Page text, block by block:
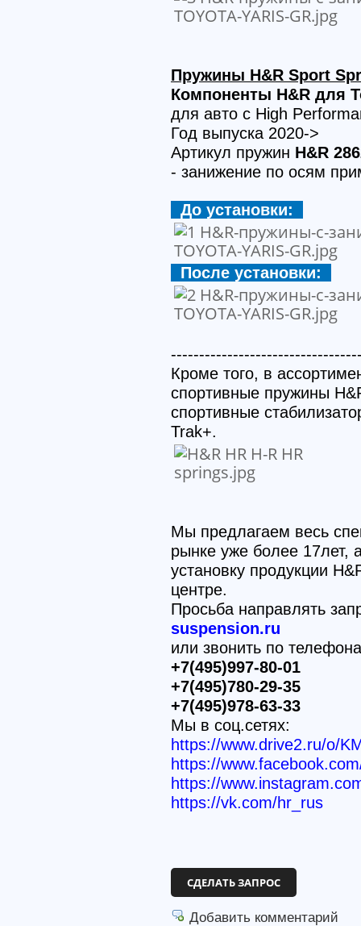
Пружины H&R Sport
Компоненты H&R для
для авто с High
Год выпуска 2020->
Артикул пружин H&R
- занижение по осям
До установки:
После установки:
Кроме того, в
спортивные пружины
спортивные
Trak+.
Мы предлагаем весь
рынке уже более 17лет,
установку продукции
центре.
Просьба направлять
suspension.ru
или звонить по
+7(495)997-80-01
+7(495)780-29-35
+7(495)978-63-33
Мы в соц.сетях:
https://www.drive2.ru/o/
https://
https://
https://vk.com/hr_rus
СДЕЛАТЬ ЗАПРОС
Добавить комментарий